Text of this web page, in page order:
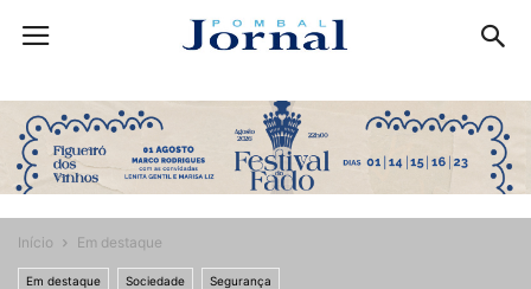
Início Em destaque
Em destaque Sociedade Segurança